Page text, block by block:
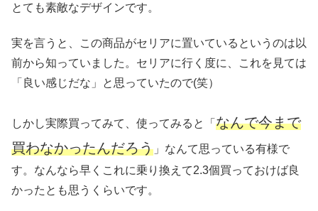
とても素敵なデザインです。
実を言うと、この商品がセリアに置いているというのは以
前から知っていました。セリアに行く度に、これを見ては
「良い感じだな」と思っていたので(笑）
しかし実際買ってみて、使ってみると「 なんで今まで
買わなかったんだろう 」なんて思っている有様で
す。なんなら早くこれに乗り換えて2.3個買っておけば良
かったとも思うくらいです。